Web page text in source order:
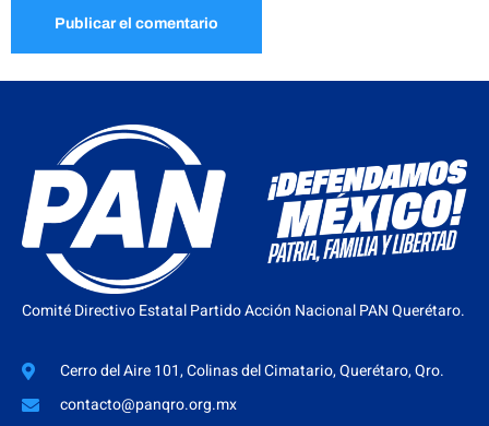
Comité Directivo Estatal Partido Acción Nacional PAN Querétaro.
Cerro del Aire 101, Colinas del Cimatario, Querétaro, Qro.
contacto@panqro.org.mx